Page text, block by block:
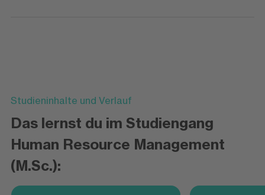
Studieninhalte und Verlauf
Das lernst du im Studiengang
Human Resource Management
(M.Sc.):